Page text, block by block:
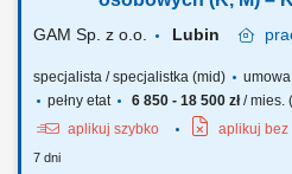
GAM Sp. z o.o. Lubin
specjalista / specjalistka (mid)
pełny etat
6 850 - 18 500 zł/ mies.
aplikuj szybko
aplikuj bez
7 dni